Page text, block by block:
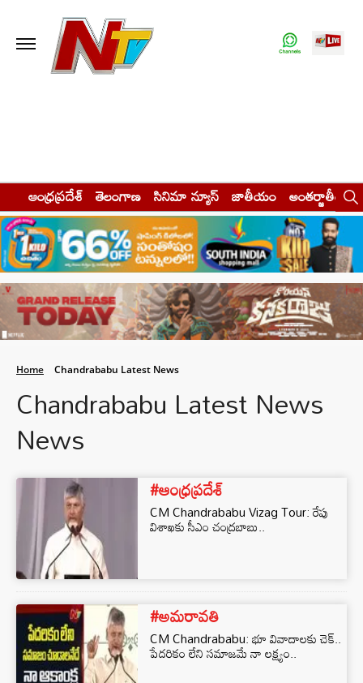
ఆంధ్రప్రదేశ్ తెలంగాణ సినిమా న్యూస్ జాతీయం అంతర్జాతీయం
Home Chandrababu Latest News
Chandrababu Latest News
News
#ఆంధ్రప్రదేశ్
CM Chandrababu Vizag Tour: రేపు
విశాఖకు సీఎం చంద్రబాబు..
#అమరావతి
CM Chandrababu: భూ వివాదాలకు చెక్..
పేదరికం లేని సమాజమే నా లక్ష్యం..